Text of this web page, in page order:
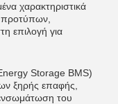
χαρακτηριστικά
προτύπων,
επιλογή για
Storage BMS)
ξηρής επαφής,
ενσωμάτωση του